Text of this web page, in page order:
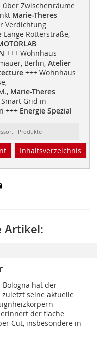
über Zwischenräume
Marie-Theres
Verdichtung
Lange Rötterstraße,
+++ Wohnhaus
Berlin,Atelier
+++ Wohnhaus
Marie-Theres
Smart Grid in
+++ Energie Spezial
Produkte
Inhaltsverzeichnis
Artikel:
hat der
seine aktuelle
der flache
Cut, insbesondere in